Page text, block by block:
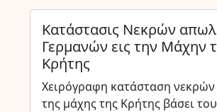
Κατάστασις Νεκρών
Γερμανών εις την Μάχην
Κρήτης
Χειρόγραφη κατάσταση
της μάχης της Κρήτης βάσει του